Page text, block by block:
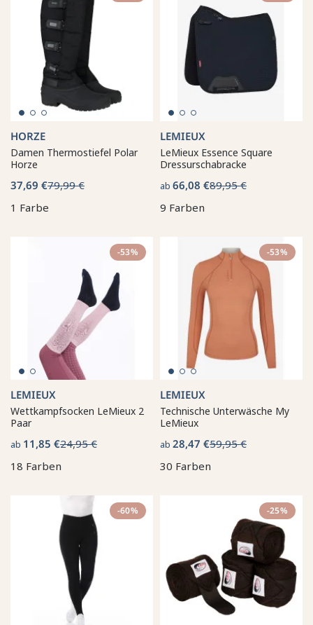
HORZE
Damen Thermostiefel Polar
Horze
37,69 €79,99 €
1 Farbe
LEMIEUX
LeMieux Essence Square
Dressurschabracke
ab 66,08 €89,95 €
9 Farben
-53%
LEMIEUX
Wettkampfsocken LeMieux 2
Paar
ab 11,85 €24,95 €
18 Farben
-53%
LEMIEUX
Technische Unterwäsche My
LeMieux
ab 28,47 €59,95 €
30 Farben
-60% -25%